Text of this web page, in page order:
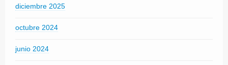
diciembre 2025
octubre 2024
junio 2024